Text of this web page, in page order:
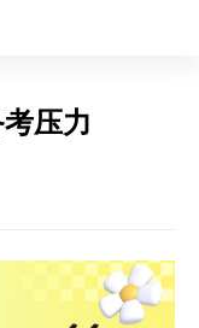
压力